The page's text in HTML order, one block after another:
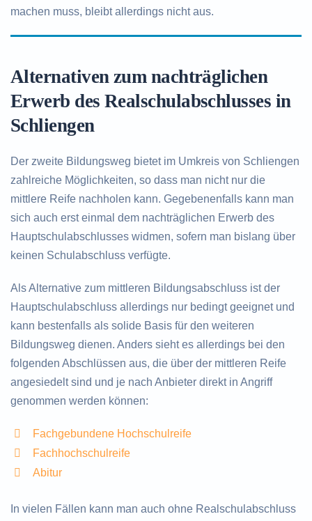
machen muss, bleibt allerdings nicht aus.
Alternativen zum nachträglichen
Erwerb des Realschulabschlusses in
Schliengen
Der zweite Bildungsweg bietet im Umkreis von Schliengen
zahlreiche Möglichkeiten, so dass man nicht nur die
mittlere Reife nachholen kann. Gegebenenfalls kann man
sich auch erst einmal dem nachträglichen Erwerb des
Hauptschulabschlusses widmen, sofern man bislang über
keinen Schulabschluss verfügte.
Als Alternative zum mittleren Bildungsabschluss ist der
Hauptschulabschluss allerdings nur bedingt geeignet und
kann bestenfalls als solide Basis für den weiteren
Bildungsweg dienen. Anders sieht es allerdings bei den
folgenden Abschlüssen aus, die über der mittleren Reife
angesiedelt sind und je nach Anbieter direkt in Angriff
genommen werden können:
Fachgebundene Hochschulreife
Fachhochschulreife
Abitur
In vielen Fällen kann man auch ohne Realschulabschluss